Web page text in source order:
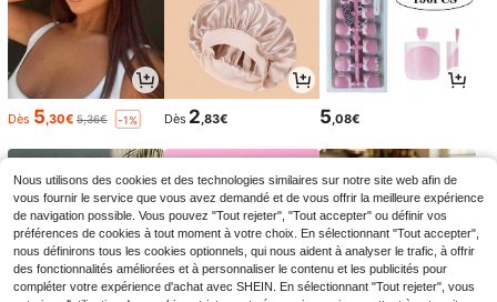
Dès 5 ,30€ 5,36€ -1% Dès 2 ,83€ 5 ,08€
Nous utilisons des cookies et des technologies similaires sur notre site web afin de
vous fournir le service que vous avez demandé et de vous offrir la meilleure expérience
de navigation possible. Vous pouvez "Tout rejeter", "Tout accepter" ou définir vos
préférences de cookies à tout moment à votre choix. En sélectionnant "Tout accepter",
nous définirons tous les cookies optionnels, qui nous aident à analyser le trafic, à offrir
des fonctionnalités améliorées et à personnaliser le contenu et les publicités pour
compléter votre expérience d'achat avec SHEIN. En sélectionnant "Tout rejeter", vous